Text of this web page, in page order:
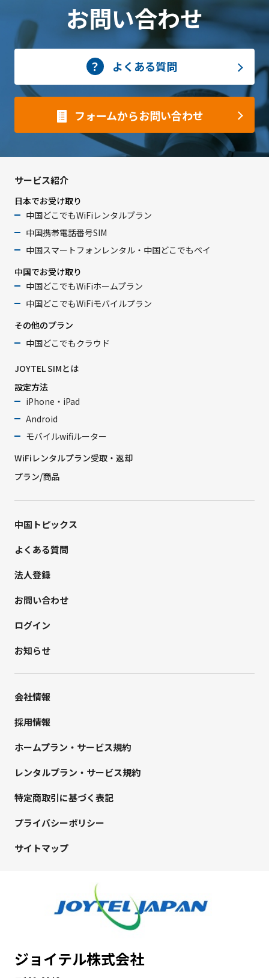
お問い合わせ
よくある質問
フォームからお問い合わせ
サービス紹介
日本でお受け取り
中国どこでもWiFiレンタルプラン
中国携帯電話番号SIM
中国スマートフォンレンタル・中国どこでもペイ
中国でお受け取り
中国どこでもWiFiホームプラン
中国どこでもWiFiモバイルプラン
その他のプラン
中国どこでもクラウド
JOYTEL SIMとは
設定方法
iPhone・iPad
Android
モバイルwifiルーター
WiFiレンタルプラン受取・返却
プラン/商品
中国トピックス
よくある質問
法人登録
お問い合わせ
ログイン
お知らせ
会社情報
採用情報
ホームプラン・サービス規約
レンタルプラン・サービス規約
特定商取引に基づく表記
プライバシーポリシー
サイトマップ
ジョイテル株式会社